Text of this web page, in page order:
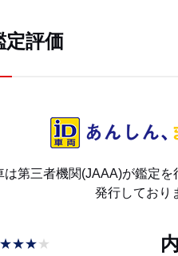
定評価
は第三者機関(JAAA)が鑑定
発行しており
★★★★